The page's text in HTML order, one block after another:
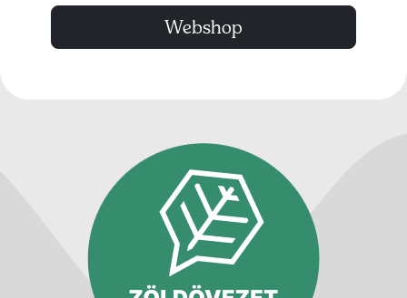
Webshop